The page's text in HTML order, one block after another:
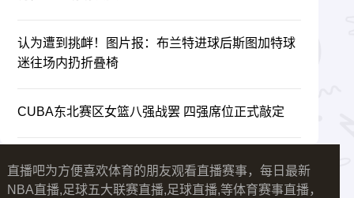
认为遭到挑衅！图片报：布兰特进球后斯图加特球
迷往场内扔折叠椅
CUBA东北赛区女篮八强战罢 四强席位正式敲定
直播吧为方便喜欢体育的朋友观看直播赛事，每日最新
NBA直播,足球五大联赛直播,足球直播,等体育赛事直播，